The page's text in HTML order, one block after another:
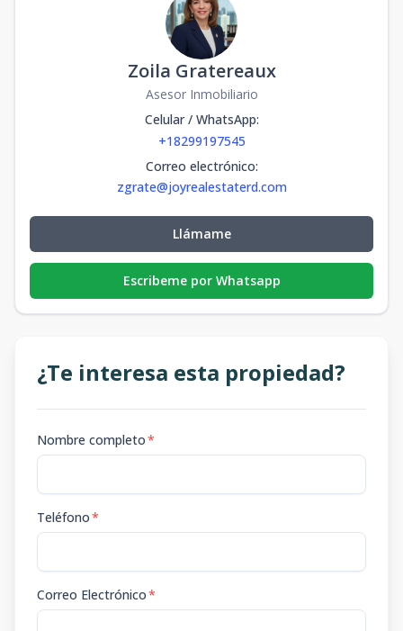
Zoila Gratereaux
Asesor Inmobiliario
Celular / WhatsApp:
+18299197545
Correo electrónico:
zgrate@joyrealestaterd.com
Llámame
Escribeme por Whatsapp
¿Te interesa esta propiedad?
Nombre completo*
Teléfono*
Correo Electrónico*